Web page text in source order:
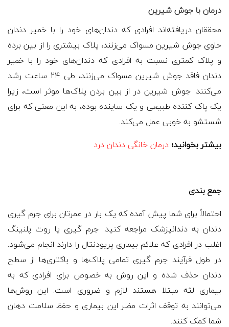
درمان با جوش شیرین
محققان دریافته‌اند افرادی که دندان‌های خود را با خمیر دندان
حاوی جوش شیرین مسواک می‌زنند، پلاک بیشتری را از بین برده
و پلاک کمتری نسبت به افرادی که دندان‌های خود را با خمیر
دندان فاقد جوش شیرین مسواک می‌زنند، طی 24 ساعت رشد
می‌کنند. جوش شیرین در از بین بردن پلاک‌ها موثر است، زیرا
یک پاک کننده طبیعی و یک ساینده بوده، به این معنی که برای
شستشو به خوبی عمل می‌کند.
بیشتر بخوانید؛ درمان خانگی دندان درد
جمع بندی
احتمالاً برای شما پیش آمده که یک بار در عمرتان برای جرم گیری
دندان به دندانپزشک مراجعه کنید. جرم گیری یا روت پلنینگ
اغلب در افرادی که علائم بیماری پریودنتال را دارند انجام می‌شود.
در طول فرآیند جرم گیری تمامی پلاک‌ها و باکتری‌ها از سطح
دندان حذف شده و این روش به خصوص برای افرادی که به
بیماری لثه مبتلا هستند لازم و ضروری است. این روش‌ها
می‌توانند به توقف اثرات مضر این بیماری و حفظ سلامت دهان
شما کمک کنند.